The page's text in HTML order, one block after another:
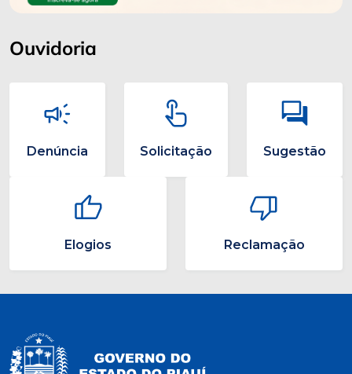
Ouvidoria
Denúncia Solicitação Sugestão
Elogios Reclamação